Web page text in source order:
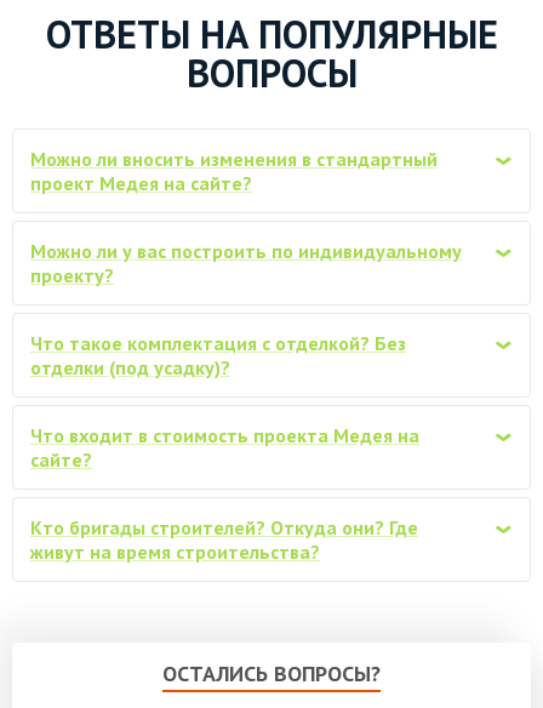
Замена Ондулина на металлочерепицу
по запросу
Водосточная система ПВХ для крыши,
Снегозадержатели трубчатые, комплект
Обработка материала
огнебиозащитным антисептиком
(стеновой и перегородочный брус не
Обработка стенового и
перегородочного бруса
Замена нестроганого материала на
строганый материал
ОТВЕТЫ НА ПОПУЛЯРНЫЕ
ВОПРОСЫ
‹
Можно ли вносить изменения в стандартный
проект Медея на сайте?
‹
Можно ли у вас построить по индивидуальному
проекту?
‹
Что такое комплектация с отделкой? Без
отделки (под усадку)?
‹
Что входит в стоимость проекта Медея на
сайте?
‹
Кто бригады строителей? Откуда они? Где
живут на время строительства?
ОСТАЛИСЬ ВОПРОСЫ?